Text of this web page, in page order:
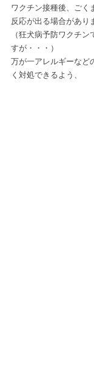
ワクチン接種後、ごく
反応が出る場合があり
（狂犬病予防ワクチ
すが・・・）
万が一アレルギーなど
く対処できるよう、